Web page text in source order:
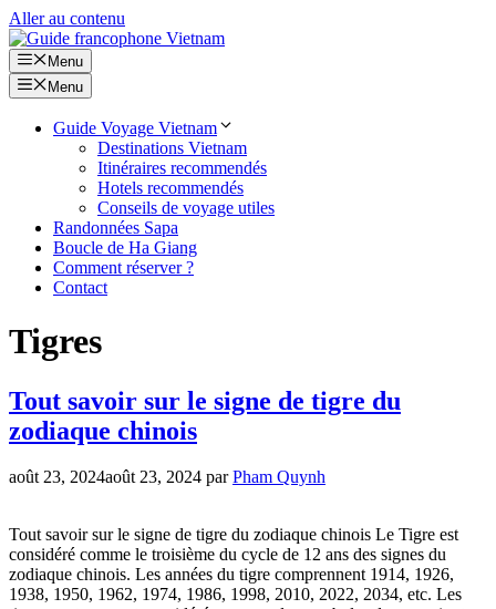
Aller au contenu
Menu
Menu
Guide Voyage Vietnam
Destinations Vietnam
Itinéraires recommendés
Hotels recommendés
Conseils de voyage utiles
Randonnées Sapa
Boucle de Ha Giang
Comment réserver ?
Contact
Tigres
Tout savoir sur le signe de tigre du
zodiaque chinois
août 23, 2024août 23, 2024 parPham Quynh
Tout savoir sur le signe de tigre du zodiaque chinois Le Tigre est
considéré comme le troisième du cycle de 12 ans des signes du
zodiaque chinois. Les années du tigre comprennent 1914, 1926,
1938, 1950, 1962, 1974, 1986, 1998, 2010, 2022, 2034, etc. Les